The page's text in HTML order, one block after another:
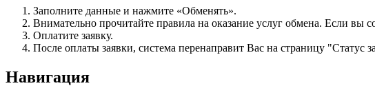
Заполните данные и нажмите «Обменять».
Внимательно прочитайте правила на оказание услуг обмена. Если вы
Оплатите заявку.
После оплаты заявки, система перенаправит Вас на страницу "Статус
Навигация